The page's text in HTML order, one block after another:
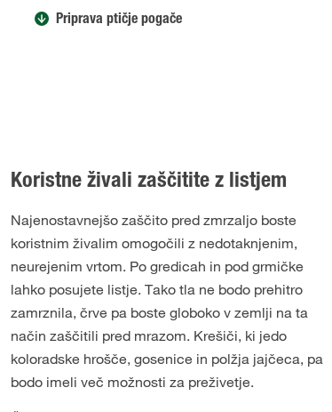
Priprava ptičje pogače
Koristne živali zaščitite z listjem
Najenostavnejšo zaščito pred zmrzaljo boste
koristnim živalim omogočili z nedotaknjenim,
neurejenim vrtom. Po gredicah in pod grmičke
lahko posujete listje. Tako tla ne bodo prehitro
zamrznila, črve pa boste globoko v zemlji na ta
način zaščitili pred mrazom. Krešiči, ki jedo
koloradske hrošče, gosenice in polžja jajčeca, pa
bodo imeli več možnosti za preživetje.